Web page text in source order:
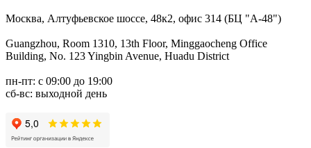
Москва, Алтуфьевское шоссе, 48к2, офис 314 (БЦ "А-48")
Guangzhou, Room 1310, 13th Floor, Minggaocheng Office
Building, No. 123 Yingbin Avenue, Huadu District
пн-пт: с 09:00 до 19:00
сб-вс: выходной день